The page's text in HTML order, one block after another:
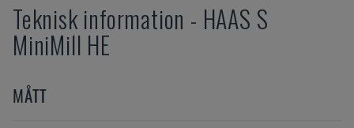
Teknisk information - HAAS S
MiniMill HE
MÅTT